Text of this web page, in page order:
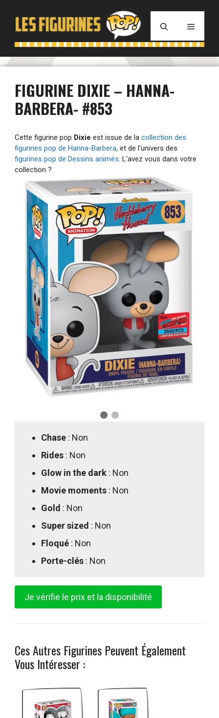
contenu
MENU
FIGURINE DIXIE – HANNA-
BARBERA- #853
Cette figurine pop Dixie est issue de la collection des
figurines pop de Hanna-Barbera, et de l'univers des
figurines pop de Dessins animés. L'avez vous dans votre
collection ?
Chase : Non
Rides : Non
Glow in the dark : Non
Movie moments : Non
Gold : Non
Super sized : Non
Floqué : Non
Porte-clés : Non
Je vérifie le prix et la disponibilité
Ces Autres Figurines Peuvent Également
Vous Intéresser :